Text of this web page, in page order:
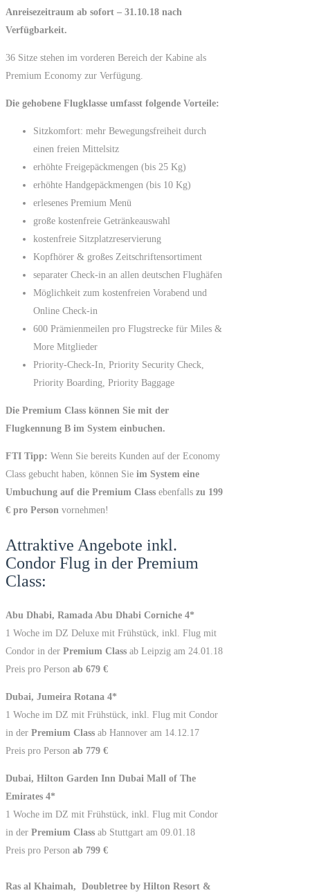
Anreisezeitraum ab sofort – 31.10.18 nach
Verfügbarkeit.
36 Sitze stehen im vorderen Bereich der Kabine als
Premium Economy zur Verfügung.
Die gehobene Flugklasse umfasst folgende Vorteile:
Sitzkomfort: mehr Bewegungsfreiheit durch
einen freien Mittelsitz
erhöhte Freigepäckmengen (bis 25 Kg)
erhöhte Handgepäckmengen (bis 10 Kg)
erlesenes Premium Menü
große kostenfreie Getränkeauswahl
kostenfreie Sitzplatzreservierung
Kopfhörer & großes Zeitschriftensortiment
separater Check-in an allen deutschen Flughäfen
Möglichkeit zum kostenfreien Vorabend und
Online Check-in
600 Prämienmeilen pro Flugstrecke für Miles &
More Mitglieder
Priority-Check-In, Priority Security Check,
Priority Boarding, Priority Baggage
Die Premium Class können Sie mit der
Flugkennung B im System einbuchen.
FTI Tipp: Wenn Sie bereits Kunden auf der Economy
Class gebucht haben, können Sie im System eine
Umbuchung auf die Premium Class ebenfalls zu 199
€ pro Person vornehmen!
Attraktive Angebote inkl.
Condor Flug in der Premium
Class:
Abu Dhabi, Ramada Abu Dhabi Corniche 4*
1 Woche im DZ Deluxe mit Frühstück, inkl. Flug mit
Condor in der Premium Class ab Leipzig am 24.01.18
Preis pro Person ab 679 €
Dubai, Jumeira Rotana 4*
1 Woche im DZ mit Frühstück, inkl. Flug mit Condor
in der Premium Class ab Hannover am 14.12.17
Preis pro Person ab 779 €
Dubai, Hilton Garden Inn Dubai Mall of The
Emirates 4*
1 Woche im DZ mit Frühstück, inkl. Flug mit Condor
in der Premium Class ab Stuttgart am 09.01.18
Preis pro Person ab 799 €
Ras al Khaimah, Doubletree by Hilton Resort &